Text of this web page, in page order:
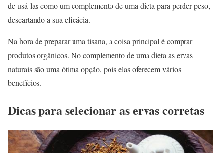
de usá-las como um complemento de uma dieta para perder peso,
descartando a sua eficácia.
Na hora de preparar uma tisana, a coisa principal é comprar
produtos orgânicos. No complemento de uma dieta as ervas
naturais são uma ótima opção, pois elas oferecem vários
benefícios.
Dicas para selecionar as ervas corretas